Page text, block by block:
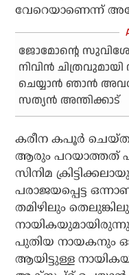
വേറെയാണെന്ന്
ജോമോന്റെ
നിവിൻ ചിത്രവുമായി
ചെയ്യാൻ ഞാൻ
സത്യൻ അന്തിക്കാട്
കരീന കപൂര്‍ ചെയ്ത
ആരും പറയാത്തത്
സിനിമ
പരാജയപ്പെട്ട
തമിഴിലും
പുതിയ നായകനും
ആയിട്ടുള്ള